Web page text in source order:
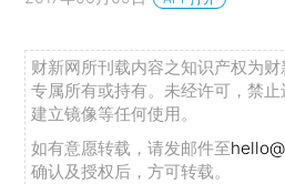
财新网所刊载内容之知识产权为
专属所有或持有。未经许可，禁
建立镜像等任何使用。
如有意愿转载，请发邮件至
确认及授权后，方可转载。